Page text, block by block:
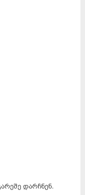
დარჩნენ.